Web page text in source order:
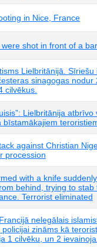
in Nice, France
shot in front of a
Lielbritānijā. Sīriešu
sinagogas nodur
cilvēkus.
Lielbritānija atbrīvo
bīstamākajiem
against Christian
procession
with a knife
behind, trying to stab
Terrorist eliminated
nelegālais
zināms kā
1 cilvēku, un 2 ievainoja.